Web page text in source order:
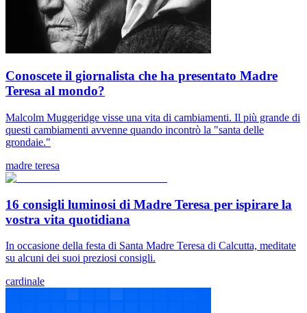
Conoscete il giornalista che ha presentato Madre
Teresa al mondo?
Malcolm Muggeridge visse una vita di cambiamenti. Il più grande di
questi cambiamenti avvenne quando incontrò la "santa delle
grondaie."
madre teresa
16 consigli luminosi di Madre Teresa per ispirare la
vostra vita quotidiana
In occasione della festa di Santa Madre Teresa di Calcutta, meditate
su alcuni dei suoi preziosi consigli.
cardinale